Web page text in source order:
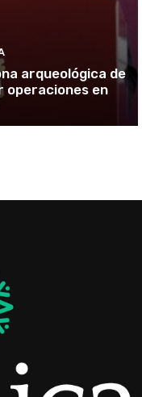
arqueológica de
operaciones en